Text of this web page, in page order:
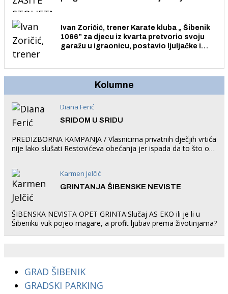
Ivan Zoričić, trener Karate kluba „ Šibenik
1066” za djecu iz kvarta pretvorio svoju
garažu u igraonicu, postavio ljuljačke i
Kolumne
Diana Ferić
SRIDOM U SRIDU
PREDIZBORNA KAMPANJA / Vlasnicima privatnih dječjih vrtića
nije lako slušati Restovićeva obećanja jer ispada da to što oni
Karmen Jelčić
GRINTANJA ŠIBENSKE NEVISTE
ŠIBENSKA NEVISTA OPET GRINTA:Slučaj AS EKO ili je li u
Šibeniku vuk pojeo magare, a profit ljubav prema životinjama?
GRAD ŠIBENIK
GRADSKI PARKING